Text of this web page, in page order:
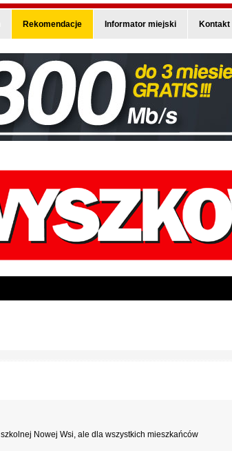
Rekomendacje Informator miejski Kontakt
Nowej Wsi, ale dla wszystkich mieszkańców